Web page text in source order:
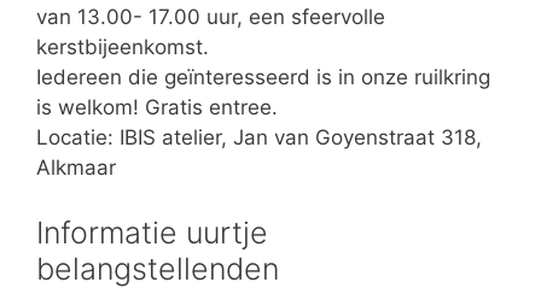
van 13.00- 17.00 uur, een sfeervolle
kerstbijeenkomst.
Iedereen die geïnteresseerd is in onze ruilkring
is welkom! Gratis entree.
Locatie: IBIS atelier, Jan van Goyenstraat 318,
Alkmaar
Informatie uurtje
belangstellenden